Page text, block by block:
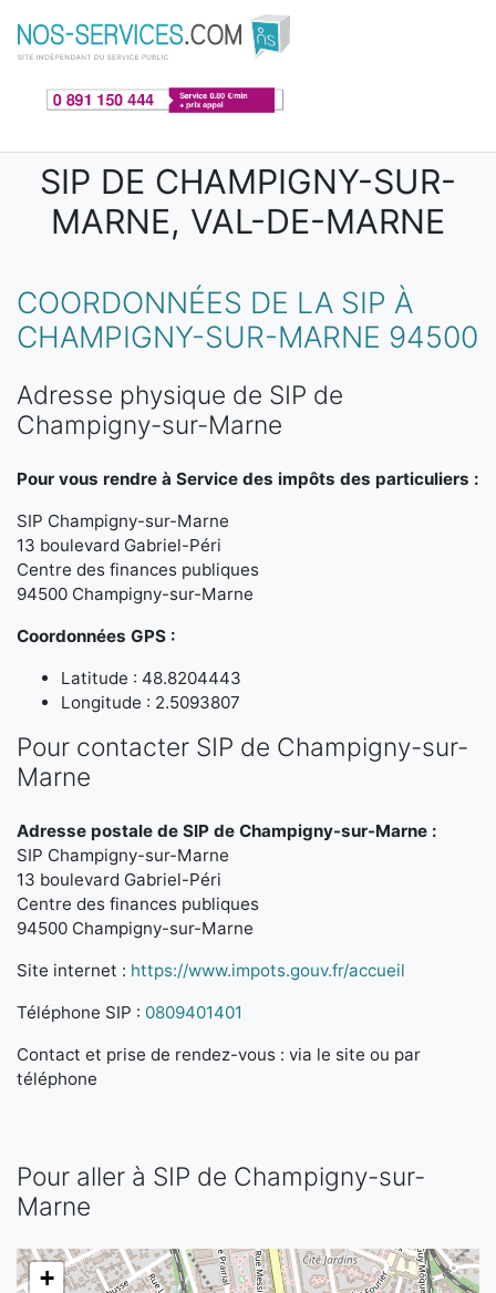
Aller au contenu principal
SIP DE CHAMPIGNY-SUR-
MARNE, VAL-DE-MARNE
COORDONNÉES DE LA SIP À
CHAMPIGNY-SUR-MARNE 94500
Adresse physique de SIP de
Champigny-sur-Marne
Pour vous rendre à Service des impôts des particuliers :
SIP Champigny-sur-Marne
13 boulevard Gabriel-Péri
Centre des finances publiques
94500 Champigny-sur-Marne
Coordonnées GPS :
Latitude : 48.8204443
Longitude : 2.5093807
Pour contacter SIP de Champigny-sur-
Marne
Adresse postale de SIP de Champigny-sur-Marne :
SIP Champigny-sur-Marne
13 boulevard Gabriel-Péri
Centre des finances publiques
94500 Champigny-sur-Marne
Site internet : https://www.impots.gouv.fr/accueil
Téléphone SIP : 0809401401
Contact et prise de rendez-vous : via le site ou par
téléphone
Pour aller à SIP de Champigny-sur-
Marne
+